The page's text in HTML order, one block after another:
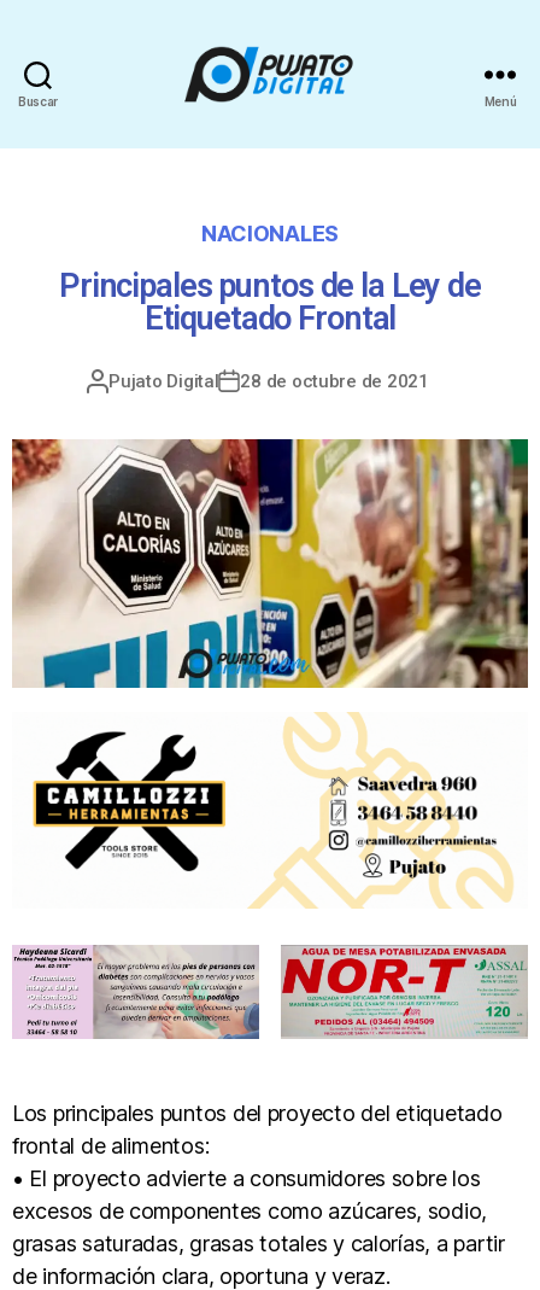
Buscar Menú
NACIONALES
Principales puntos de la Ley de
Etiquetado Frontal
Pujato Digital 28 de octubre de 2021
Los principales puntos del proyecto del etiquetado
frontal de alimentos:
• El proyecto advierte a consumidores sobre los
excesos de componentes como azúcares, sodio,
grasas saturadas, grasas totales y calorías, a partir
de información clara, oportuna y veraz.